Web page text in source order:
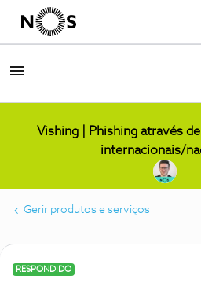
Vishing | Phishing através
internacionais/
Gerir produtos e serviços
RESPONDIDO